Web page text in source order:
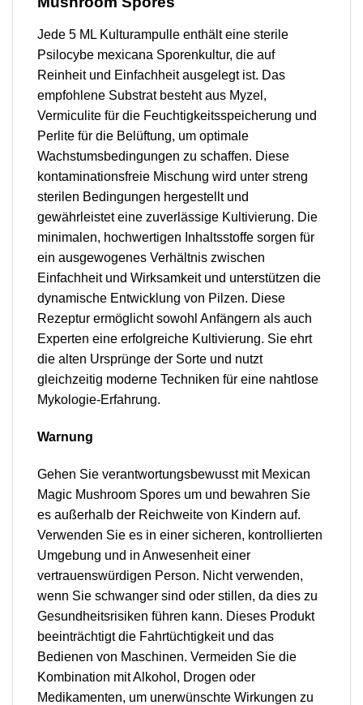
Jede 5 ML Kulturampulle enthält eine sterile
Psilocybe mexicana Sporenkultur, die auf
Reinheit und Einfachheit ausgelegt ist. Das
empfohlene Substrat besteht aus Myzel,
Vermiculite für die Feuchtigkeitsspeicherung und
Perlite für die Belüftung, um optimale
Wachstumsbedingungen zu schaffen. Diese
kontaminationsfreie Mischung wird unter streng
sterilen Bedingungen hergestellt und
gewährleistet eine zuverlässige Kultivierung. Die
minimalen, hochwertigen Inhaltsstoffe sorgen für
ein ausgewogenes Verhältnis zwischen
Einfachheit und Wirksamkeit und unterstützen die
dynamische Entwicklung von Pilzen. Diese
Rezeptur ermöglicht sowohl Anfängern als auch
Experten eine erfolgreiche Kultivierung. Sie ehrt
die alten Ursprünge der Sorte und nutzt
gleichzeitig moderne Techniken für eine nahtlose
Mykologie-Erfahrung.
Warnung
Gehen Sie verantwortungsbewusst mit Mexican
Magic Mushroom Spores um und bewahren Sie
es außerhalb der Reichweite von Kindern auf.
Verwenden Sie es in einer sicheren, kontrollierten
Umgebung und in Anwesenheit einer
vertrauenswürdigen Person. Nicht verwenden,
wenn Sie schwanger sind oder stillen, da dies zu
Gesundheitsrisiken führen kann. Dieses Produkt
beeinträchtigt die Fahrtüchtigkeit und das
Bedienen von Maschinen. Vermeiden Sie die
Kombination mit Alkohol, Drogen oder
Medikamenten, um unerwünschte Wirkungen zu